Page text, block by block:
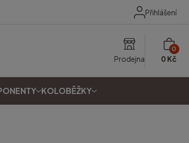
Přihlášení
Prodejna
0
0 Kč
KOLOBĚŽKY